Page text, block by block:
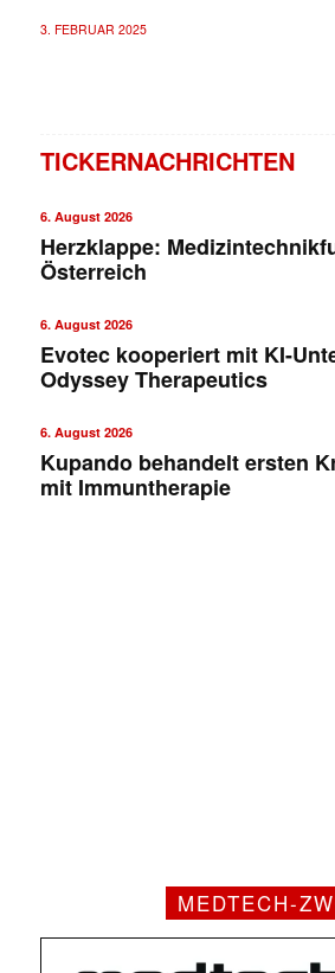
3. FEBRUAR 2025
TICKERNACHRICHTEN
6. August 2026
Herzklappe:
Österreich
6. August 2026
Evotec kooperiert mit KI-
Odyssey Therapeutics
6. August 2026
Kupando behandelt ersten
mit Immuntherapie
MEDTECH-